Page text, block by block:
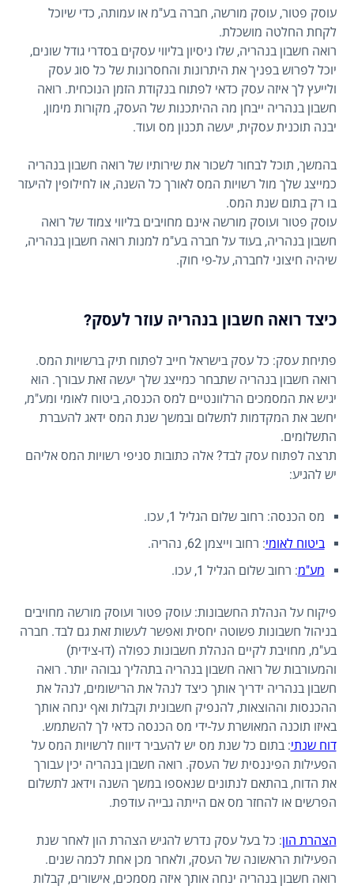
עוסק פטור, עוסק מורשה, חברה בע"מ או עמותה, כדי שיוכל
לקחת החלטה מושכלת.
רואה חשבון בנהריה, שלו ניסיון בליווי עסקים בסדרי גודל שונים,
יוכל לפרוש בפניך את היתרונות והחסרונות של כל סוג עסק
ולייעץ לך איזה עסק כדאי לפתוח בנקודת הזמן הנוכחית. רואה
חשבון בנהריה ייבחן מה ההיתכנות של העסק, מקורות מימון,
יבנה תוכנית עסקית, יעשה תכנון מס ועוד.
בהמשך, תוכל לבחור לשכור את שירותיו של רואה חשבון בנהריה
כמייצג שלך מול רשויות המס לאורך כל השנה, או לחילופין להיעזר
בו רק בתום שנת המס.
עוסק פטור ועוסק מורשה אינם מחויבים בליווי צמוד של רואה
חשבון בנהריה, בעוד על חברה בע"מ למנות רואה חשבון בנהריה,
שיהיה חיצוני לחברה, על-פי חוק.
כיצד רואה חשבון בנהריה עוזר לעסק?
פתיחת עסק: כל עסק בישראל חייב לפתוח תיק ברשויות המס.
רואה חשבון בנהריה שתבחר כמייצג שלך יעשה זאת עבורך. הוא
יגיש את המסמכים הרלוונטיים למס הכנסה, ביטוח לאומי ומע"מ,
יחשב את המקדמות לתשלום ובמשך שנת המס ידאג להעברת
התשלומים.
תרצה לפתוח עסק לבד? אלה כתובות סניפי רשויות המס אליהם
יש להגיע:
מס הכנסה: רחוב שלום הגליל 1, עכו.
ביטוח לאומי: רחוב וייצמן 62, נהריה.
מע"מ: רחוב שלום הגליל 1, עכו.
פיקוח על הנהלת החשבונות: עוסק פטור ועוסק מורשה מחויבים
בניהול חשבונות פשוטה יחסית ואפשר לעשות זאת גם לבד. חברה
בע"מ, מחויבת לקיים הנהלת חשבונות כפולה (דו-צידית)
והמעורבות של רואה חשבון בנהריה בתהליך גבוהה יותר. רואה
חשבון בנהריה ידריך אותך כיצד לנהל את הרישומים, לנהל את
ההכנסות וההוצאות, להנפיק חשבונית וקבלות ואף ינחה אותך
באיזו תוכנה המאושרת על-ידי מס הכנסה כדאי לך להשתמש.
דוח שנתי: בתום כל שנת מס יש להעביר דיווח לרשויות המס על
הפעילות הפיננסית של העסק. רואה חשבון בנהריה יכין עבורך
את הדוח, בהתאם לנתונים שנאספו במשך השנה וידאג לתשלום
הפרשים או להחזר מס אם הייתה גבייה עודפת.
הצהרת הון: כל בעל עסק נדרש להגיש הצהרת הון לאחר שנת
הפעילות הראשונה של העסק, ולאחר מכן אחת לכמה שנים.
רואה חשבון בנהריה ינחה אותך איזה מסמכים, אישורים, קבלות